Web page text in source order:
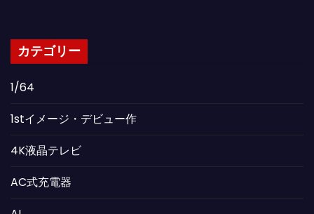
カテゴリー
1/64
1stイメージ・デビュー作
4K液晶テレビ
AC式充電器